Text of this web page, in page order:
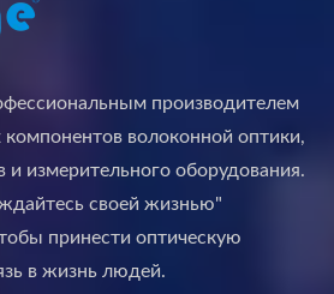
производителем
волоконной оптики,
и измерительного оборудования.
своей жизнью"
принести оптическую
в жизнь людей.